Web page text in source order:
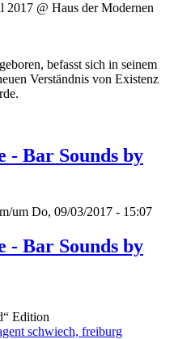
2017 @ Haus der Modernen
befasst sich in seinem
Verständnis von Existenz
- Bar Sounds by
um Do, 09/03/2017 - 15:07
- Bar Sounds by
Edition